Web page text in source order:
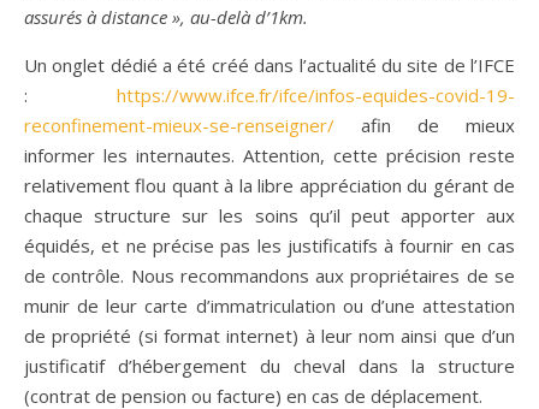
assurés à distance », au-delà d’1km.
Un onglet dédié a été créé dans l’actualité du site de l’IFCE
: https://www.ifce.fr/ifce/infos-equides-covid-19-
reconfinement-mieux-se-renseigner/ afin de mieux
informer les internautes. Attention, cette précision reste
relativement flou quant à la libre appréciation du gérant de
chaque structure sur les soins qu’il peut apporter aux
équidés, et ne précise pas les justificatifs à fournir en cas
de contrôle. Nous recommandons aux propriétaires de se
munir de leur carte d’immatriculation ou d’une attestation
de propriété (si format internet) à leur nom ainsi que d’un
justificatif d’hébergement du cheval dans la structure
(contrat de pension ou facture) en cas de déplacement.